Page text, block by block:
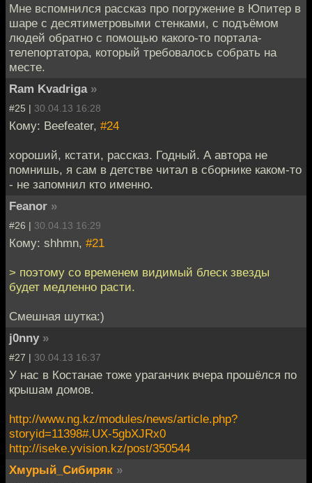
Мне вспомнился рассказ про погружение в Юпитер в
шаре с десятиметровыми стенками, с подъёмом
людей обратно с помощью какого-то портала-
телепортатора, который требовалось собрать на
месте.
Ram Kvadriga »
#25 | 30.04.13 16:28
Кому: Beefeater, #24
хороший, кстати, рассказ. Годный. А автора не
помнишь, я сам в детстве читал в сборнике каком-то
- не запомнил кто именно.
Feanor »
#26 | 30.04.13 16:29
Кому: shhmn, #21
> поэтому со временем видимый блеск звезды
будет медленно расти.
Смешная шутка:)
j0nny »
#27 | 30.04.13 16:37
У нас в Костанае тоже ураганчик вчера прошёлся по
крышам домов.
http://www.ng.kz/modules/news/article.php?
storyid=11398#.UX-5gbXJRx0
http://iseke.yvision.kz/post/350544
Хмурый_Сибиряк »